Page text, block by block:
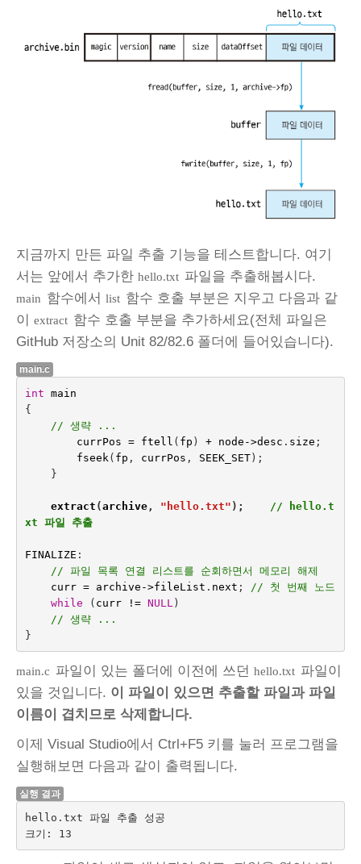
지금까지 만든 파일 추출 기능을 테스트합니다. 여기
서는 앞에서 추가한 hello.txt 파일을 추출해봅시다.
main 함수에서 list 함수 호출 부분은 지우고 다음과 같
이 extract 함수 호출 부분을 추가하세요(전체 파일은
GitHub 저장소의 Unit 82/82.6 폴더에 들어있습니다).
main.c
int main
{
// 생략 ...
currPos = ftell ( fp ) + node ->desc . size ;
fseek ( fp , currPos , SEEK_SET);
}
extract (archive, "hello.txt" );
// hello.t
xt 파일 추출
FINALIZE :
// 파일 목록 연결 리스트를 순회하면서 메모리 해제
curr = archive ->fileList . next ;
// 첫 번째 노드
while
( curr != NULL )
// 생략 ...
}
main.c 파일이 있는 폴더에 이전에 쓰던 hello.txt 파일이
있을 것입니다. 이 파일이 있으면 추출할 파일과 파일
이름이 겹치므로 삭제합니다.
이제 Visual Studio에서 Ctrl+F5 키를 눌러 프로그램을
실행해보면 다음과 같이 출력됩니다.
실행 결과
hello.txt 파일 추출 성공